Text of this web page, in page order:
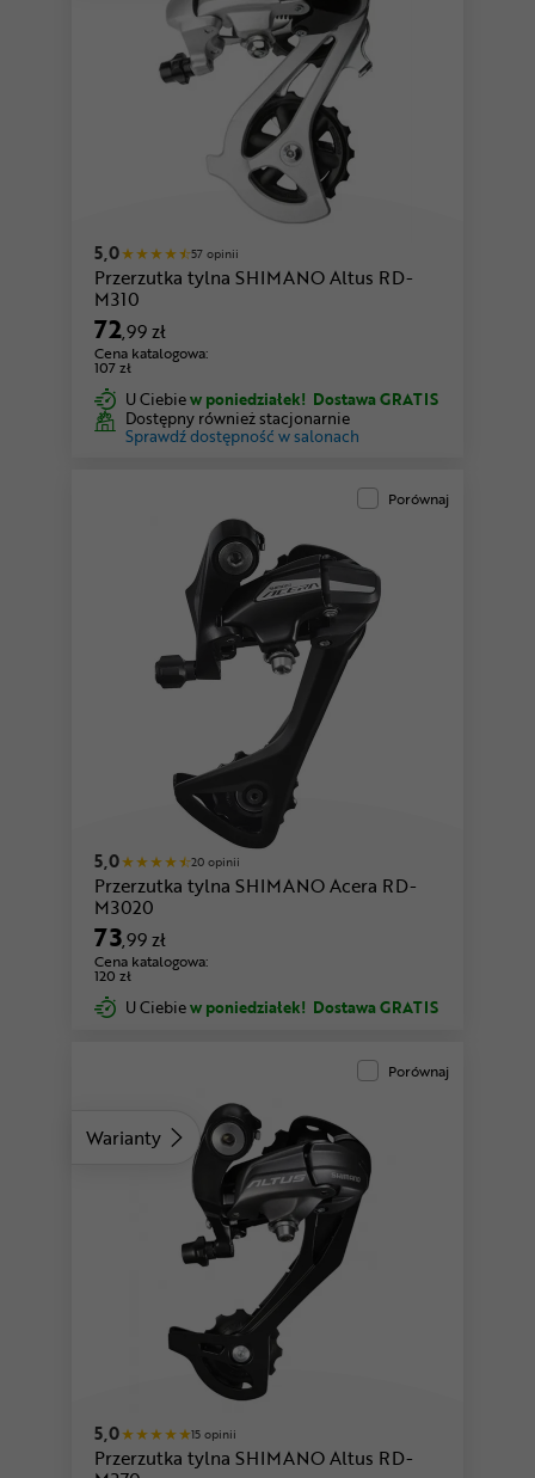
5,0 57 opinii
Przerzutka tylna SHIMANO Altus RD-
M310
72,99 zł
Cena katalogowa:
107 zł
U Ciebiew poniedziałek! Dostawa GRATIS
Dostępny również stacjonarnie
Sprawdź dostępność w salonach
Porównaj
5,0 20 opinii
Przerzutka tylna SHIMANO Acera RD-
M3020
73,99 zł
Cena katalogowa:
120 zł
U Ciebiew poniedziałek! Dostawa GRATIS
Warianty
Porównaj
5,0 15 opinii
Przerzutka tylna SHIMANO Altus RD-